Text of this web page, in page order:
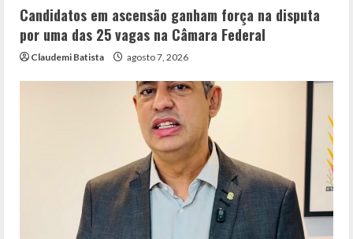
Candidatos em ascensão ganham força na disputa
por uma das 25 vagas na Câmara Federal
Claudemi Batista agosto 7, 2026